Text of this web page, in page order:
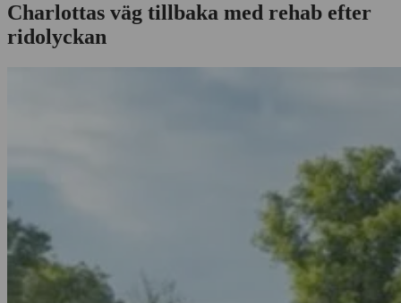
Charlottas väg tillbaka med rehab efter
ridolyckan